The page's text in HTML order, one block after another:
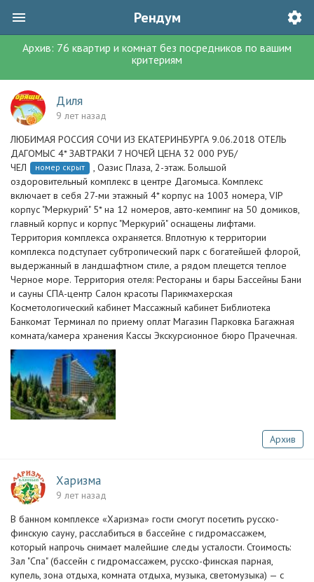
Рендум
Архив: 76 квартир и комнат без посредников по вашим
критериям
Диля
9 лет назад
ЛЮБИМАЯ РОССИЯ СОЧИ ИЗ ЕКАТЕРИНБУРГА 9.06.2018 ОТЕЛЬ
ДАГОМЫС 4* ЗАВТРАКИ 7 НОЧЕЙ ЦЕНА 32 000 РУБ/
ЧЕЛ
номер скрыт
, Оазис Плаза, 2-этаж. Большой
оздоровительный комплекс в центре Дагомыса. Комплекс
включает в себя 27-ми этажный 4* корпус на 1003 номера, VIP
корпус "Меркурий" 5* на 12 номеров, авто-кемпинг на 50 домиков,
главный корпус и корпус "Меркурий" оснащены лифтами.
Территория комплекса охраняется. Вплотную к территории
комплекса подступает субтропический парк с богатейшей флорой,
выдержанный в ландшафтном стиле, а рядом плещется теплое
Черное море. Территория отеля: Рестораны и бары Бассейны Бани
и сауны СПА-центр Салон красоты Парикмахерская
Косметологический кабинет Массажный кабинет Библиотека
Банкомат Терминал по приему оплат Магазин Парковка Багажная
комната/камера хранения Кассы Экскурсионное бюро Прачечная.
Архив
Харизма
9 лет назад
В банном комплексе «Харизма» гости смогут посетить русско-
финскую сауну, расслабиться в бассейне с гидромассажем,
который напрочь снимает малейшие следы усталости. Стоимость:
Зал "Спа" (бассейн с гидромассажем, русско-финская парная,
купель, зона отдыха, комната отдыха, музыка, светомузыка) — с